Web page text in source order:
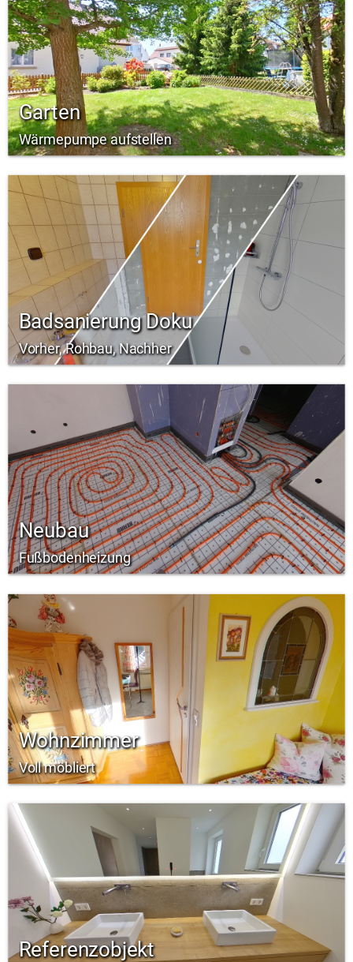
Garten
Wärmepumpe aufstellen
Badsanierung Doku
Vorher, Rohbau, Nachher
Neubau
Fußbodenheizung
Wohnzimmer
Voll möbliert
Referenzobjekt